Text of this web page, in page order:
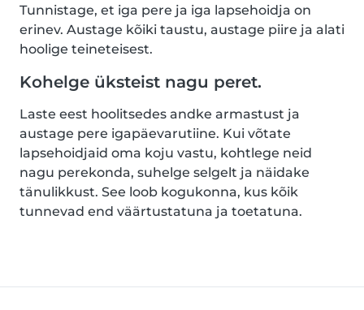
Tunnistage, et iga pere ja iga lapsehoidja on
erinev. Austage kõiki taustu, austage piire ja alati
hoolige teineteisest.
Kohelge üksteist nagu peret.
Laste eest hoolitsedes andke armastust ja
austage pere igapäevarutiine. Kui võtate
lapsehoidjaid oma koju vastu, kohtlege neid
nagu perekonda, suhelge selgelt ja näidake
tänulikkust. See loob kogukonna, kus kõik
tunnevad end väärtustatuna ja toetatuna.